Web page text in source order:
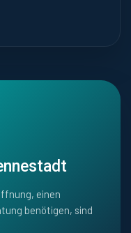
einen
benötigen, sind